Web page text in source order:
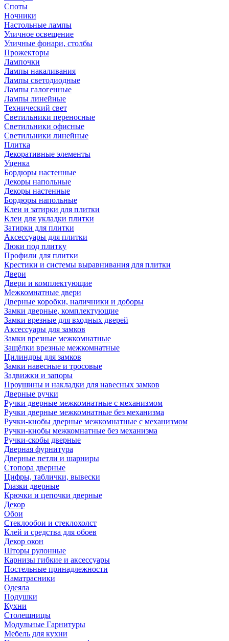
Споты
Ночники
Настольные лампы
Уличное освещение
Уличные фонари, столбы
Прожекторы
Лампочки
Лампы накаливания
Лампы светодиодные
Лампы галогенные
Лампы линейные
Технический свет
Светильники переносные
Светильники офисные
Светильники линейные
Плитка
Декоративные элементы
Уценка
Бордюры настенные
Декоры напольные
Декоры настенные
Бордюры напольные
Клеи и затирки для плитки
Клеи для укладки плитки
Затирки для плитки
Аксессуары для плитки
Люки под плитку
Профили для плитки
Крестики и системы выравнивания для плитки
Двери
Двери и комплектующие
Межкомнатные двери
Дверные коробки, наличники и доборы
Замки дверные, комплектующие
Замки врезные для входных дверей
Аксессуары для замков
Замки врезные межкомнатные
Защёлки врезные межкомнатные
Цилиндры для замков
Замки навесные и тросовые
Задвижки и запоры
Проушины и накладки для навесных замков
Дверные ручки
Ручки дверные межкомнатные с механизмом
Ручки дверные межкомнатные без механизма
Ручки-кнобы дверные межкомнатные с механизмом
Ручки-кнобы межкомнатные без механизма
Ручки-скобы дверные
Дверная фурнитура
Дверные петли и шарниры
Стопора дверные
Цифры, таблички, вывески
Глазки дверные
Крючки и цепочки дверные
Декор
Обои
Стеклообои и стеклохолст
Клей и средства для обоев
Декор окон
Шторы рулонные
Карнизы гибкие и аксессуары
Постельные принадлежности
Наматрасники
Одеяла
Подушки
Кухни
Столешницы
Модульные Гарнитуры
Мебель для кухни